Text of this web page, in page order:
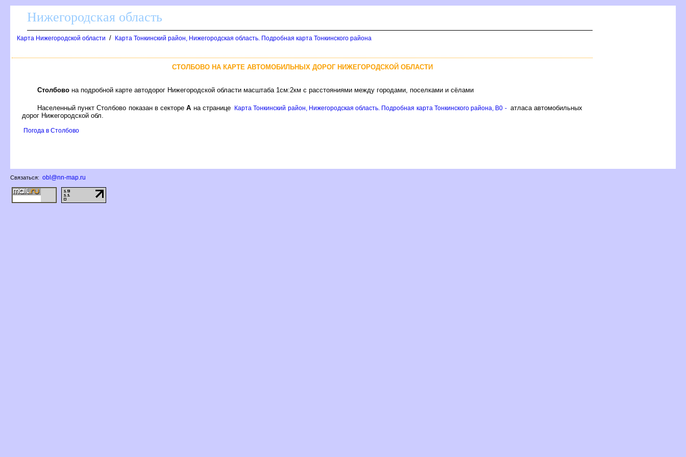
Нижегородская область
Карта Нижегородской области / Карта Тонкинский район, Нижегородская область. Подробная карта Тонкинского района
СТОЛБОВО НА КАРТЕ АВТОМОБИЛЬНЫХ ДОРОГ НИЖЕГОРОДСКОЙ ОБЛАСТИ
Столбово на подробной карте автодорог Нижегородской области масштаба 1см:2км с расстояниями между городами, поселками и сёлами
Населенный пункт Столбово показан в сектореА на странице Карта Тонкинский район, Нижегородская область. Подробная карта Тонкинского района, B0 - атласа автомобильных
дорог Нижегородской обл.
Погода в Столбово
Связаться: obl@nn-map.ru